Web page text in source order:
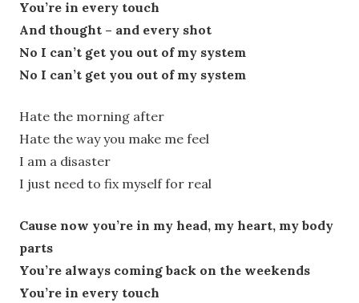
You’re in every touch
And thought – and every shot
No I can’t get you out of my system
No I can’t get you out of my system
Hate the morning after
Hate the way you make me feel
I am a disaster
I just need to fix myself for real
Cause now you’re in my head, my heart, my body
parts
You’re always coming back on the weekends
You’re in every touch